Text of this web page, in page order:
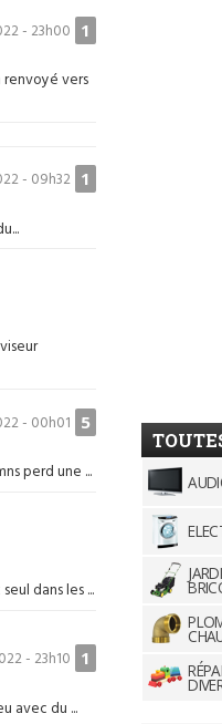
1
- 23h00
renvoyé vers
1
- 09h32
5
- 00h01
perd une ...
dans les ...
1
- 23h10
avec du ...